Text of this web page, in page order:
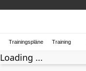
Trainingspläne Training
Loading ...